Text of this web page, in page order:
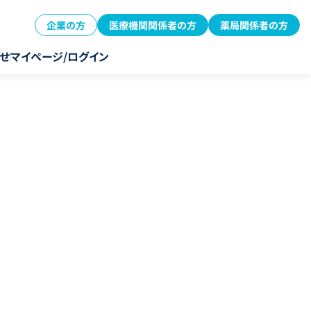
企業の方 医療機関関係者の方 薬局関係者の方
マイページ/ログイン